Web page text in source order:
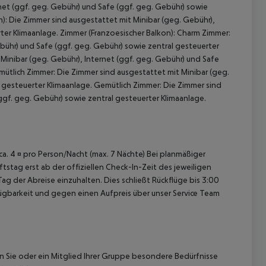
(ggf. geg. Gebühr) und Safe (ggf. geg. Gebühr) sowie
Die Zimmer sind ausgestattet mit Minibar (geg. Gebühr),
Zimmer (Franzoesischer Balkon): Charm Zimmer:
und Safe (ggf. geg. Gebühr) sowie zentral gesteuerter
(geg. Gebühr), Internet (ggf. geg. Gebühr) und Safe
Zimmer: Die Zimmer sind ausgestattet mit Minibar (geg.
Klimaanlage. Gemütlich Zimmer: Die Zimmer sind
geg. Gebühr) sowie zentral gesteuerter Klimaanlage.
4 ¤ pro Person/Nacht (max. 7 Nächte) Bei planmäßiger
erst ab der offiziellen Check-In-Zeit des jeweiligen
der Abreise einzuhalten. Dies schließt Rückflüge bis 3:00
und gegen einen Aufpreis über unser Service Team
oder ein Mitglied Ihrer Gruppe besondere Bedürfnisse